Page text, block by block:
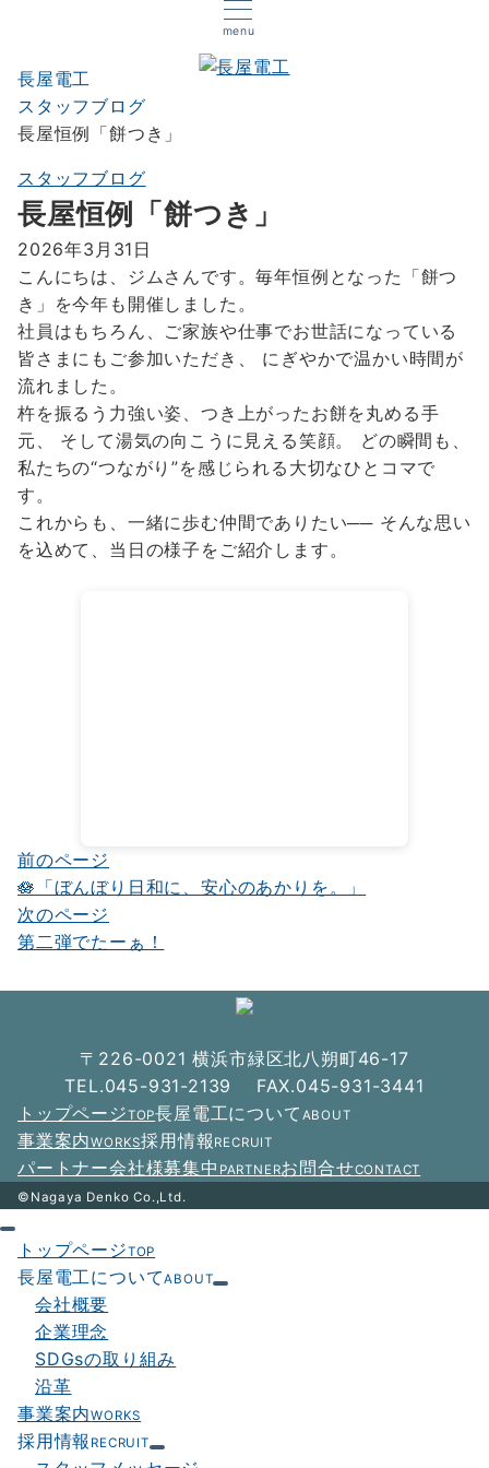
menu
長屋電工
スタッフブログ
長屋恒例「餅つき」
スタッフブログ
長屋恒例「餅つき」
2026年3月31日
こんにちは、ジムさんです。毎年恒例となった「餅つ
き」を今年も開催しました。
社員はもちろん、ご家族や仕事でお世話になっている
皆さまにもご参加いただき、 にぎやかで温かい時間が
流れました。
杵を振るう力強い姿、つき上がったお餅を丸める手
元、 そして湯気の向こうに見える笑顔。 どの瞬間も、
私たちの“つながり”を感じられる大切なひとコマで
す。
これからも、一緒に歩む仲間でありたい── そんな思い
を込めて、当日の様子をご紹介します。
投
稿
ナ
ョ
ン
前のページ
🪷「ぼんぼり日和に、安心のあかりを。」
次のページ
第二弾でたーぁ！
〒226-0021 横浜市緑区北八朔町46-17
TEL.045-931-2139 FAX.045-931-3441
トップページTOP長屋電工について ABOUT
事業案内WORKS採用情報 RECRUIT
パートナー会社様募集中 PARTNERお問合せCONTACT
©Nagaya Denko Co.,Ltd.
トップページTOP
長屋電工についてABOUT
会社概要
企業理念
SDGsの取り組み
沿革
事業案内WORKS
採用情報 RECRUIT